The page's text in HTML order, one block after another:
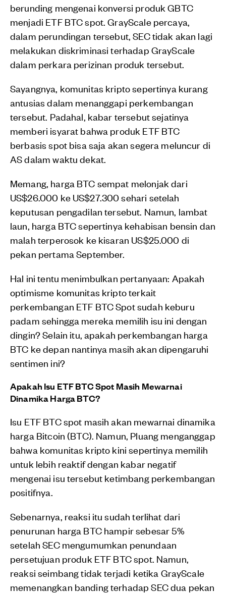
berunding mengenai konversi produk GBTC
menjadi ETF BTC spot. GrayScale percaya,
dalam perundingan tersebut, SEC tidak akan lagi
melakukan diskriminasi terhadap GrayScale
dalam perkara perizinan produk tersebut.
Sayangnya, komunitas kripto sepertinya kurang
antusias dalam menanggapi perkembangan
tersebut. Padahal, kabar tersebut sejatinya
memberi isyarat bahwa produk ETF BTC
berbasis spot bisa saja akan segera meluncur di
AS dalam waktu dekat.
Memang, harga BTC sempat melonjak dari
US$26.000 ke US$27.300 sehari setelah
keputusan pengadilan tersebut. Namun, lambat
laun, harga BTC sepertinya kehabisan bensin dan
malah terperosok ke kisaran US$25.000 di
pekan pertama September.
Hal ini tentu menimbulkan pertanyaan: Apakah
optimisme komunitas kripto terkait
perkembangan ETF BTC Spot sudah keburu
padam sehingga mereka memilih isu ini dengan
dingin? Selain itu, apakah perkembangan harga
BTC ke depan nantinya masih akan dipengaruhi
sentimen ini?
Apakah Isu ETF BTC Spot Masih Mewarnai
Dinamika Harga BTC?
Isu ETF BTC spot masih akan mewarnai dinamika
harga Bitcoin (BTC). Namun, Pluang menganggap
bahwa komunitas kripto kini sepertinya memilih
untuk lebih reaktif dengan kabar negatif
mengenai isu tersebut ketimbang perkembangan
positifnya.
Sebenarnya, reaksi itu sudah terlihat dari
penurunan harga BTC hampir sebesar 5%
setelah SEC mengumumkan penundaan
persetujuan produk ETF BTC spot. Namun,
reaksi seimbang tidak terjadi ketika GrayScale
memenangkan banding terhadap SEC dua pekan